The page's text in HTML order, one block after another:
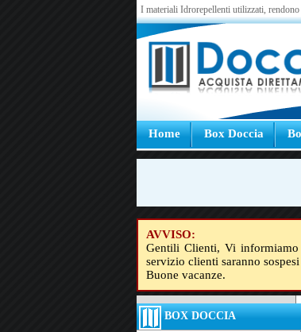
I materiali Idrorepellenti utilizzati,
Home Box Doccia
AVVISO:
Gentili Clienti, Vi informiamo
servizio clienti saranno
Buone vacanze.
BOX DOCCIA